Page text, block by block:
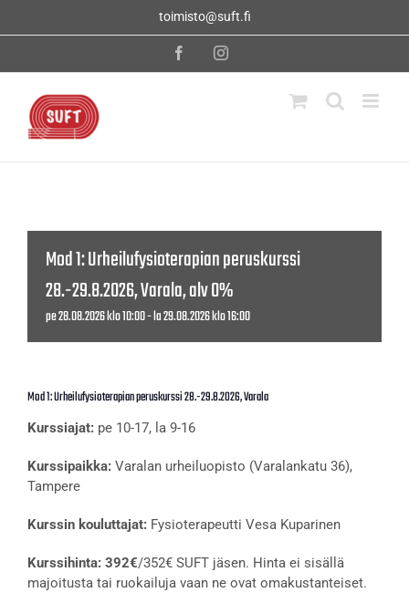
toimisto@suft.fi
FacebookInstagram
Mod 1: Urheilufysioterapian peruskurssi
28.-29.8.2026, Varala, alv 0%
pe 28.08.2026 klo 10:00-la 29.08.2026 klo 16:00
Mod 1: Urheilufysioterapian peruskurssi 28.-29.8.2026, Varala
Kurssiajat: pe 10-17, la 9-16
Kurssipaikka: Varalan urheiluopisto (Varalankatu 36),
Tampere
Kurssin kouluttajat: Fysioterapeutti Vesa Kuparinen
Kurssihinta: 392€/352€ SUFT jäsen. Hinta ei sisällä
majoitusta tai ruokailuja vaan ne ovat omakustanteiset.